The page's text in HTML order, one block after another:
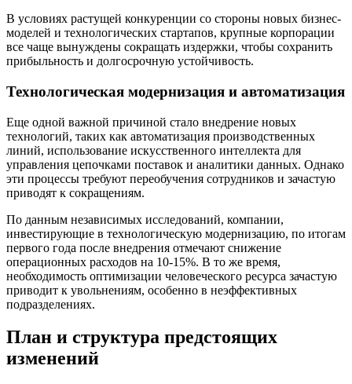
В условиях растущей конкуренции со стороны новых бизнес-
моделей и технологических стартапов, крупные корпорации
все чаще вынуждены сокращать издержки, чтобы сохранить
прибыльность и долгосрочную устойчивость.
Технологическая модернизация и автоматизация
Еще одной важной причиной стало внедрение новых
технологий, таких как автоматизация производственных
линий, использование искусственного интеллекта для
управления цепочками поставок и аналитики данных. Однако
эти процессы требуют переобучения сотрудников и зачастую
приводят к сокращениям.
По данным независимых исследований, компании,
инвестирующие в технологическую модернизацию, по итогам
первого года после внедрения отмечают снижение
операционных расходов на 10-15%. В то же время,
необходимость оптимизации человеческого ресурса зачастую
приводит к увольнениям, особенно в неэффективных
подразделениях.
План и структура предстоящих
изменений